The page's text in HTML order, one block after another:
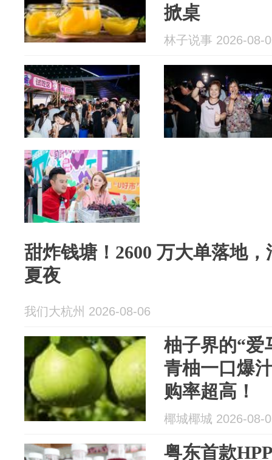
掀桌
林子说事 2026-08-
甜炸钱塘！2600 万大单落地
夏夜
我们大杭州 2026-08-06
柚子界的“爱
青柚一口爆
购率超高！
椰城椰城 2026-08-
粤东首款